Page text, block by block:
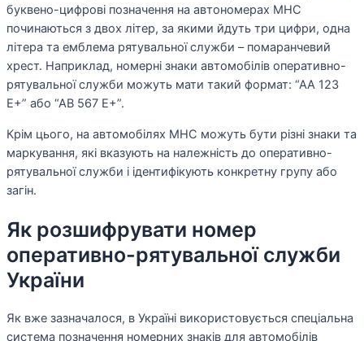
буквено-цифрові позначення на автономерах МНС
починаються з двох літер, за якими йдуть три цифри, одна
літера та емблема рятувальної служби – помаранчевий
хрест. Наприклад, номерні знаки автомобілів оперативно-
рятувальної служби можуть мати такий формат: “АА 123
Е+” або “АВ 567 Е+”.
Крім цього, на автомобілях МНС можуть бути різні знаки та
маркування, які вказують на належність до оперативно-
рятувальної служби і ідентифікують конкретну групу або
загін.
Як розшифрувати номер
оперативно-рятувальної служби
України
Як вже зазначалося, в Україні використовується спеціальна
система позначення номерних знаків для автомобілів